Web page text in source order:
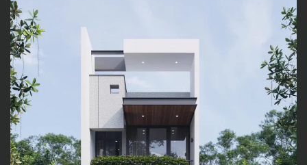
xanh thoáng giữa lòng Đà